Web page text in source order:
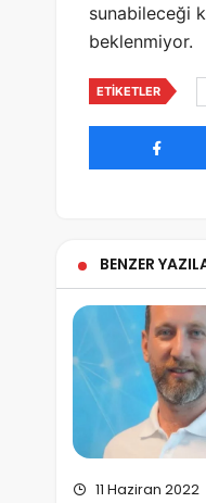
sunabileceği
beklenmiyor.
ETIKETLER
BENZER
11 Haziran 2022